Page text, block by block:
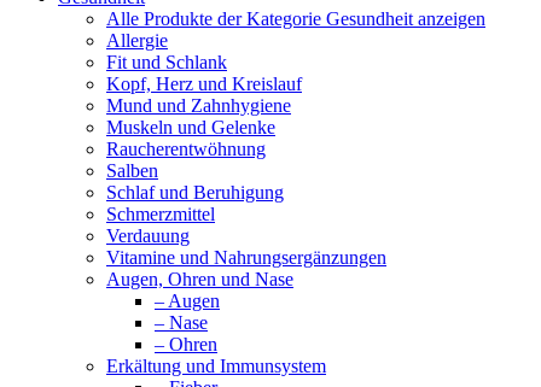
Alle Produkte der Kategorie Gesundheit anzeigen
Allergie
Fit und Schlank
Kopf, Herz und Kreislauf
Mund und Zahnhygiene
Muskeln und Gelenke
Raucherentwöhnung
Salben
Schlaf und Beruhigung
Schmerzmittel
Verdauung
Vitamine und Nahrungsergänzungen
Augen, Ohren und Nase
– Augen
– Nase
– Ohren
Erkältung und Immunsystem